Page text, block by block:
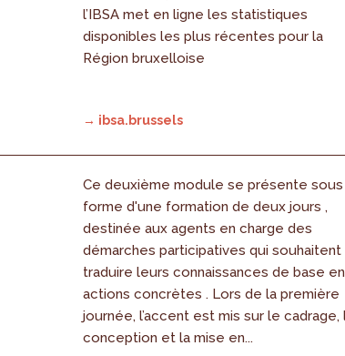
l’IBSA met en ligne les statistiques
disponibles les plus récentes pour la
Région bruxelloise
→ ibsa.brussels
Ce deuxième module se présente sous
forme d'une formation de deux jours ,
destinée aux agents en charge des
démarches participatives qui souhaitent
traduire leurs connaissances de base en
actions concrètes . Lors de la première
journée, l’accent est mis sur le cadrage,
conception et la mise en...